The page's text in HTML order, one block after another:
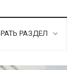
РАЗДЕЛ